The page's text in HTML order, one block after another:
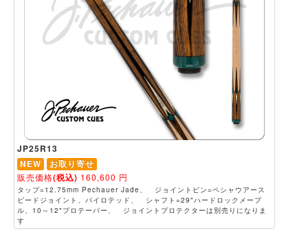
JP25R13
NEW
お取り寄せ
販売価格(税込) 160,600 円
タップ=12.75mm Pechauer Jade、 ジョイントピン=ペシャウアース
ピードジョイント、パイロテッド、 シャフト=29"ハードロックメープ
ル、10～12"プロテーパー、 ジョイントプロテクターは別売りになりま
す